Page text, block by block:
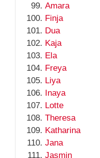
Amara
Finja
Dua
Kaja
Ela
Freya
Liya
Inaya
Lotte
Theresa
Katharina
Jana
Jasmin